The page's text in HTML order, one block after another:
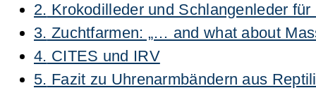
2. Krokodilleder und Schlangenleder
3. Zuchtfarmen: „… and what about
4. CITES und IRV
5. Fazit zu Uhrenarmbändern aus